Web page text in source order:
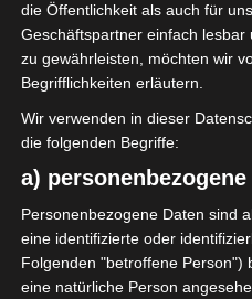
TORE
A. Attia
45'
Tor
C. Zitouni
46'
Elfmetertor
W. Ferjani
78'
Tor
K. Elloumi
83'
die Öffentlichkeit als auch für
Geschäftspartner einfach
zu gewährleisten, möchten wir
Begrifflichkeiten erläutern.
Wir verwenden in dieser
die folgenden Begriffe:
a) personenbezogene
Personenbezogene Daten sind
eine identifizierte oder
Folgenden "betroffene Person")
eine natürliche Person